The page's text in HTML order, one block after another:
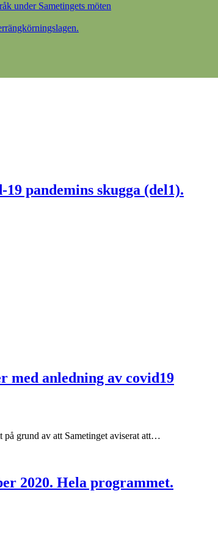
under Sametingets möten
pandemins skugga (del1).
med anledning av covid19
på grund av att Sametinget aviserat att…
2020. Hela programmet.